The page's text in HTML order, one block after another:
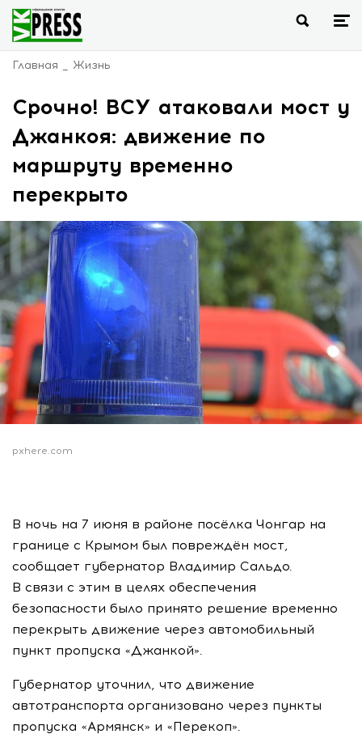
Главная Жизнь
Срочно! ВСУ атаковали мост у
Джанкоя: движение по
маршруту временно
перекрыто
pxhere.com
В ночь на 7 июня в районе посёлка Чонгар на
границе с Крымом был повреждён мост,
сообщает губернатор Владимир Сальдо.
В связи с этим в целях обеспечения
безопасности было принято решение временно
перекрыть движение через автомобильный
пункт пропуска «Джанкой».
Губернатор уточнил, что движение
автотранспорта организовано через пункты
пропуска «Армянск» и «Перекоп».